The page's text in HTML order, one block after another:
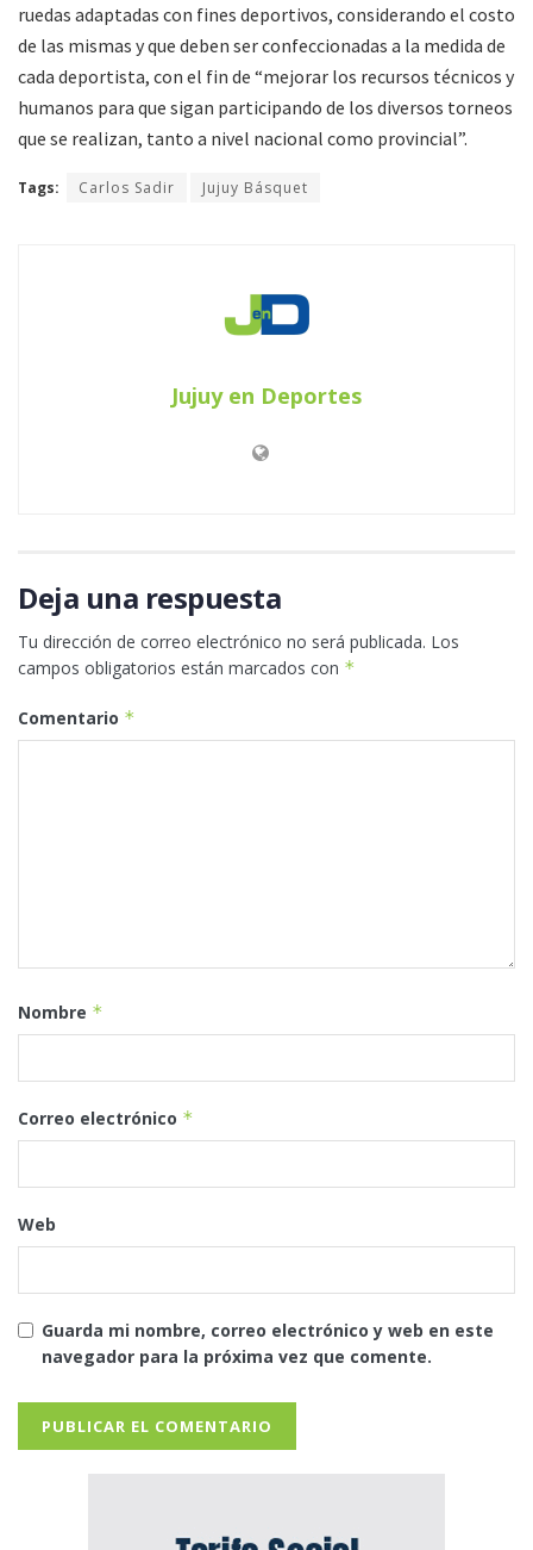
ruedas adaptadas con fines deportivos, considerando el costo
de las mismas y que deben ser confeccionadas a la medida de
cada deportista, con el fin de “mejorar los recursos técnicos y
humanos para que sigan participando de los diversos torneos
que se realizan, tanto a nivel nacional como provincial”.
Tags: Carlos Sadir Jujuy Básquet
Jujuy en Deportes
Deja una respuesta
Tu dirección de correo electrónico no será publicada. Los
campos obligatorios están marcados con *
Comentario *
Nombre *
Correo electrónico *
Web
Guarda mi nombre, correo electrónico y web en este
navegador para la próxima vez que comente.